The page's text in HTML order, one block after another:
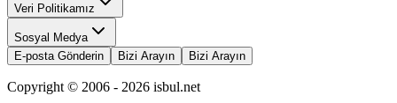
Veri Politikamız
Sosyal Medya
E-posta Gönderin
Bizi Arayın Bizi Arayın
Copyright © 2006 - 2026 isbul.net